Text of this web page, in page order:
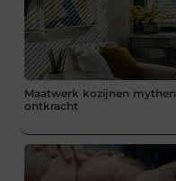
Maatwerk kozijnen mythen
ontkracht